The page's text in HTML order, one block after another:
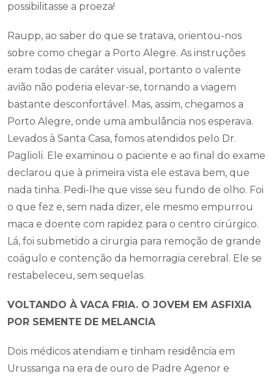
possibilitasse a proeza!
Raupp, ao saber do que se tratava, orientou-nos
sobre como chegar a Porto Alegre. As instruções
eram todas de caráter visual, portanto o valente
avião não poderia elevar-se, tornando a viagem
bastante desconfortável. Mas, assim, chegamos a
Porto Alegre, onde uma ambulância nos esperava.
Levados à Santa Casa, fomos atendidos pelo Dr.
Paglioli. Ele examinou o paciente e ao final do exame
declarou que à primeira vista ele estava bem, que
nada tinha. Pedi-lhe que visse seu fundo de olho. Foi
o que fez e, sem nada dizer, ele mesmo empurrou
maca e doente com rapidez para o centro cirúrgico.
Lá, foi submetido a cirurgia para remoção de grande
coágulo e contenção da hemorragia cerebral. Ele se
restabeleceu, sem sequelas.
VOLTANDO À VACA FRIA. O JOVEM EM ASFIXIA
POR SEMENTE DE MELANCIA
Dois médicos atendiam e tinham residência em
Urussanga na era de ouro de Padre Agenor e